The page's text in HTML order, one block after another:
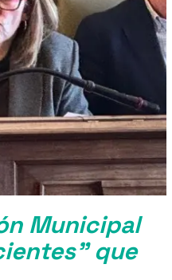
Municipal
que